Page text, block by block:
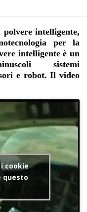
intelligente,
per la
intelligente è un
sistemi
e robot. Il video
cookie
questo